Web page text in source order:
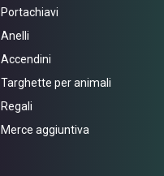
Portachiavi
Anelli
Accendini
Targhette per animali
Regali
Merce aggiuntiva